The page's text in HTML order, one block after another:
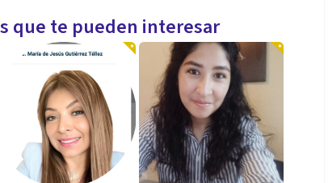
que te pueden interesar